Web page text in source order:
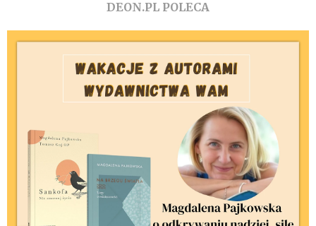
DEON.PL POLECA